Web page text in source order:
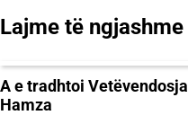
Lajme të ngjashme
A e tradhtoi
Hamza